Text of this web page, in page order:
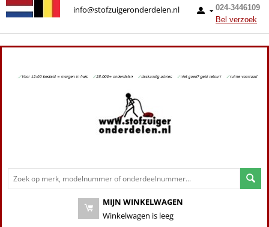
024-3446109
Bel verzoek
info@stofzuigeronderdelen.nl
MIJN WINKELWAGEN
Winkelwagen is leeg